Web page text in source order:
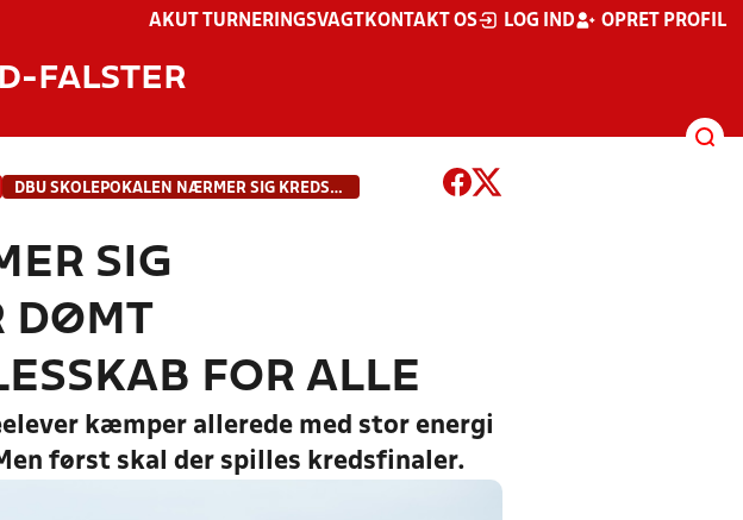
AKUT TURNERINGSVAGT KONTAKT OS LOG IND OPRET PROFIL
FALSTER
DBU SKOLEPOKALEN NÆRMER SIG KREDSFINALERNE - DER ER DØMT BREDDEFODBOLD OG FÆLLESSKAB FOR ALLE
SIG
DØMT
FOR ALLE
kæmper allerede med stor energi
først skal der spilles kredsfinaler.